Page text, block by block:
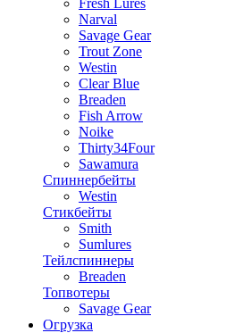
Fresh Lures
Narval
Savage Gear
Trout Zone
Westin
Clear Blue
Breaden
Fish Arrow
Noike
Thirty34Four
Sawamura
Спиннербейты
Westin
Стикбейты
Smith
Sumlures
Тейлспиннеры
Breaden
Топвотеры
Savage Gear
Огрузка